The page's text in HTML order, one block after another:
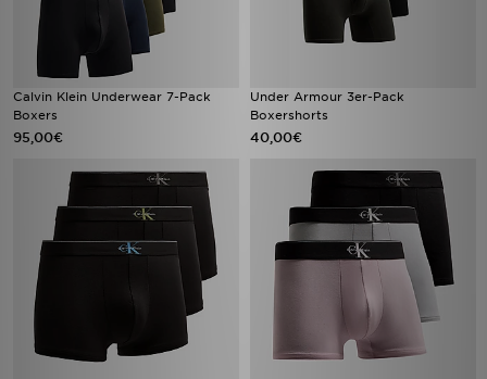
Calvin Klein Underwear 7-Pack
Boxers
95,00€
Under Armour 3er-Pack
Boxershorts
40,00€